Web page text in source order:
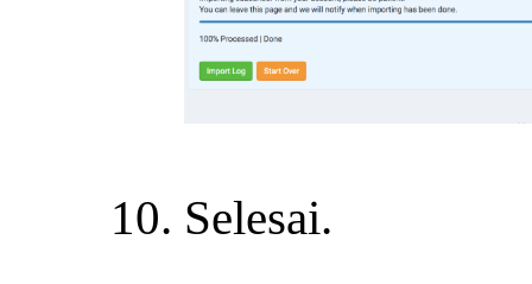
Selesai.